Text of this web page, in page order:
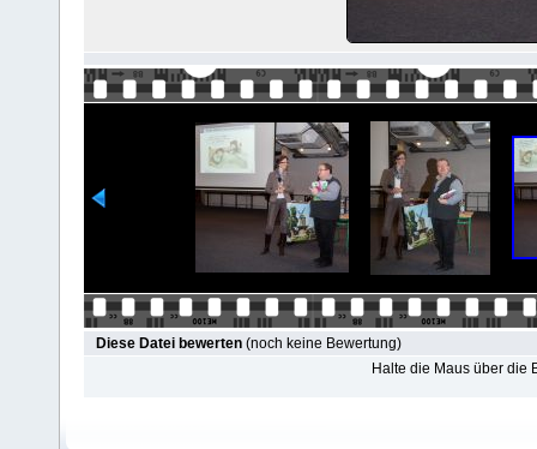
Diese Datei bewerten (noch keine Bewertung)
Halte die Maus über die